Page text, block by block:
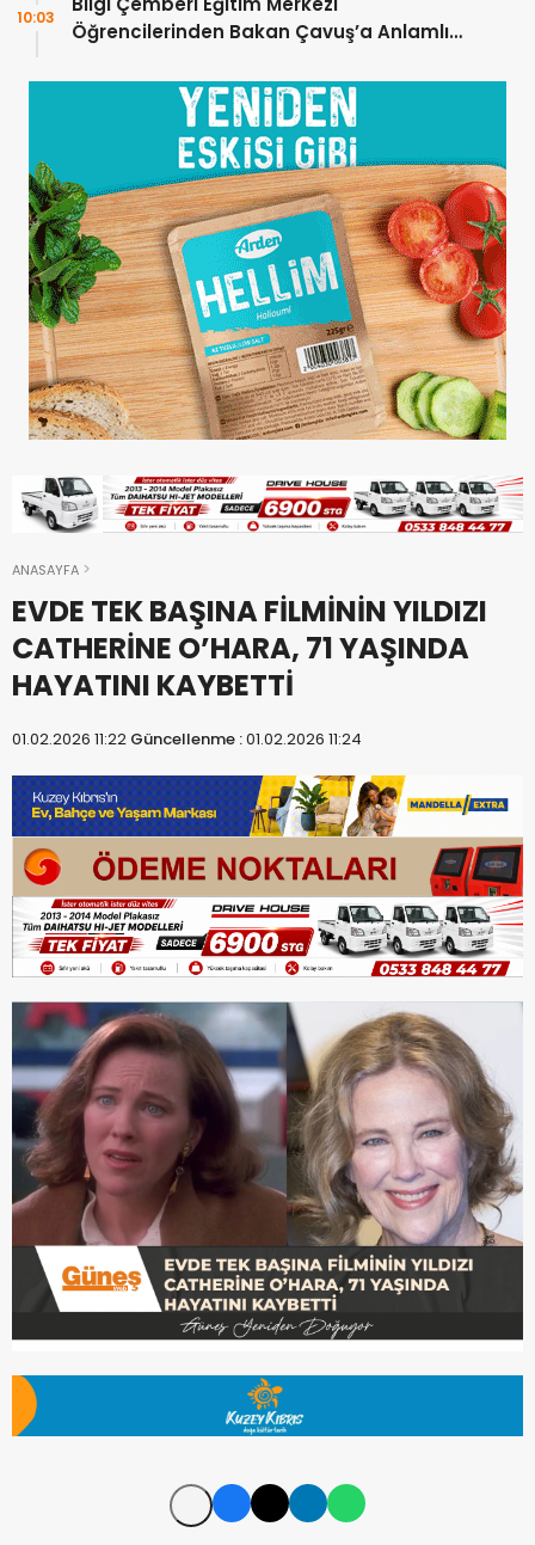
Öğrencilerinden Bakan Çavuş’a Anlamlı
10:03
ANASAYFA
EVDE TEK BAŞINA FİLMİNİN YILDIZI
CATHERİNE O’HARA, 71 YAŞINDA
HAYATINI KAYBETTİ
01.02.2026 11:22 Güncellenme :01.02.2026 11:24